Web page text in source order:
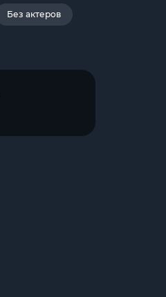
Без актеров